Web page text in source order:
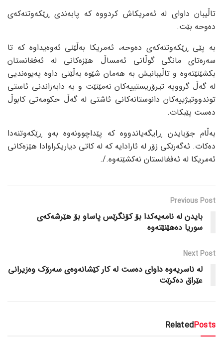
تاڵیبان داوای لە ئەمریکاش کردووە کە پابەندی ڕێکەوتنەکەی
دەوحە بێت.
بە پێی ڕێکەوتنەکەی دەوحە، ئەمریکا بەڵێنی ئەوەیداوە کە تا
سەرەتای مانگی گوڵانی ئەمساڵ هێزەکانی لە ئەفغانستان
بکشێنێتەوە و تاڵیبانیش بە هەمان شێوە بەڵێنی داوە پەیوەندیی
لە گەڵ گرووپە تیرۆریستییەکان نەمێنێت و بە دابەزاندنی ئاستی
توندووتیژییەکان دانوستانەکانی ئاشتی لە گەڵ حکومەتی کابوڵ
دەست پێبکات.
بەڵام جۆبایدن ڕایگەیاندووە کە پێداچوونەوە بەو ڕێکەوتنەدا
دەکات. ئەگەرێکی زۆر لە ئارادایە کە لە کاتی دیاریکراوادا هێزەکانی
ئەمریکا لە ئەفغانستان نەکشێنەوە./.
Previous Post
بایدن لە نامەیەکدا بۆ کۆنگرێس پاساو بۆ هێرشەکەی
سوریا دەهێنێتەوە
Next Post
لە ناسریەوە داوای دەست لە کار کێشانەوەی سەرۆک وەزیرانی
عێراق دەکرێت
RelatedPosts